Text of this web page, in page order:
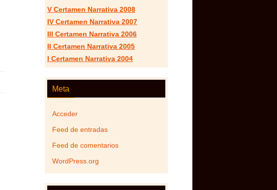
V Certamen Narrativa 2008
IV Certamen Narrativa 2007
III Certamen Narrativa 2006
II Certamen Narrativa 2005
I Certamen Narrativa 2004
Meta
Acceder
Feed de entradas
Feed de comentarios
WordPress.org